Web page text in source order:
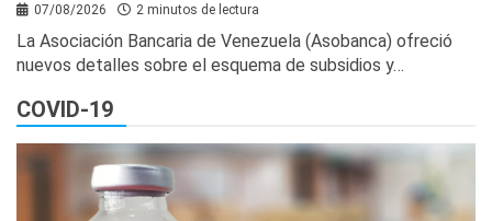
07/08/2026 2 minutos de lectura
La Asociación Bancaria de Venezuela (Asobanca) ofreció
nuevos detalles sobre el esquema de subsidios y…
COVID-19